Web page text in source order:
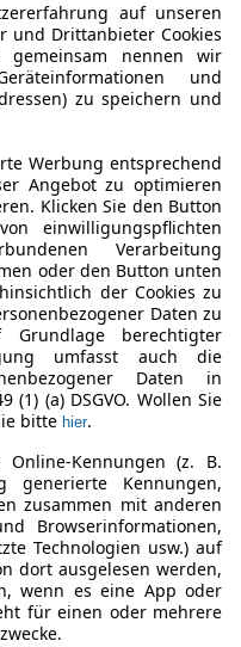
auf unseren
und Drittanbieter Cookies
gemeinsam nennen wir
und
zu speichern und
Werbung entsprechend
Angebot zu optimieren
Klicken Sie den Button
einwilligungspflichten
Verarbeitung
oder den Button unten
der Cookies zu
Daten zu
berechtigter
umfasst auch die
Daten in
(1) (a) DSGVO. Wollen Sie
bitte hier.
Kennungen (z. B.
generierte Kennungen,
zusammen mit anderen
Browserinformationen,
Technologien usw.) auf
dort ausgelesen werden,
wenn es eine App oder
für einen oder mehrere